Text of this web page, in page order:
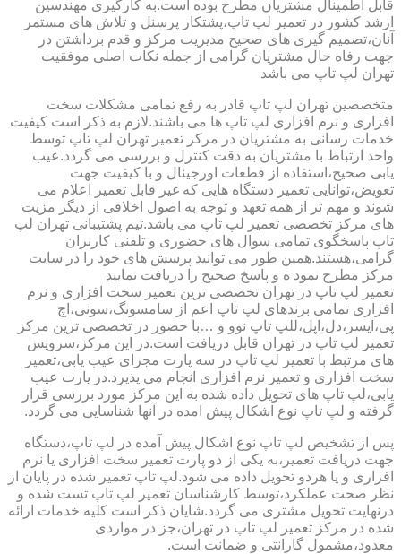
قابل اطمینال مشتریان مطرح بوده است.به کارگیری مهندسین
ارشد کشور در تعمیر لپ تاپ،پشتکار پرسنل و تلاش های مستمر
آنان،تصمیم گیری های صحیح مدیریت مرکز و قدم برداشتن در
جهت رفاه حال مشتریان گرامی از جمله نکات اصلی موفقیت
تهران لپ تاپ می باشد
متخصصین تهران لپ تاپ قادر به رفع تمامی مشکلات سخت
افزاری و نرم افزاری لپ تاپ ها می باشند.لازم به ذکر است کیفیت
خدمات رسانی به مشتریان در مرکز تعمیر تهران لپ تاپ توسط
واحد ارتباط با مشتریان به دقت کنترل و بررسی می گردد.عیب
یابی صحیح،استفاده از قطعات اورجینال و با کیفیت جهت
تعویض،توانایی تعمیر دستگاه هایی که غیر قابل تعمیر اعلام می
شوند و مهم تر از همه تعهد و توجه به اصول اخلاقی از دیگر مزیت
های مرکز تخصصی تعمیر لپ تاپ می باشد.تیم پشتیبانی تهران لپ
تاپ پاسخگوی تمامی سوال های حضوری و تلفنی کاربران
گرامی،هستند.همین طور می توانید پرسش های خود را در سایت
مرکز مطرح نمود ه و پاسخ صحیح را دریافت نمایید
تعمیر لپ تاپ در تهران تخصصی ترین تعمیر سخت افزاری و نرم
افزاری تمامی برندهای لپ تاپ اعم از سامسونگ،سونی،اچ
پی،ایسر،دل،اپل،للپ تاپ نوو و …با حضور در تخصصی ترین مرکز
تعمیر لپ تاپ در تهران قابل دریافت است.در این مرکز،سرویس
های مرتبط با تعمیر لپ تاپ در سه پارت مجزای عیب یابی،تعمیر
سخت افزاری و تعمیر نرم افزاری انجام می پذیرد.در پارت عیب
یابی،لپ تاپ های تحویل داده شده به این مرکز مورد بررسی قرار
گرفته و لپ تاپ نوع اشکال پیش امده در آنها شناسایی می گردد.
پس از تشخیص لپ تاپ نوع اشکال پیش آمده در لپ تاپ،دستگاه
جهت دریافت تعمیر،به یکی از دو پارت تعمیر سخت افزاری یا نرم
افزاری و یا هردو تحویل داده می شود.لپ تاپ تعمیر شده در پایان از
نظر صحت عملکرد،توسط کارشناسان تعمیر لپ تاپ تست شده و
درنهایت تحویل مشتری می گردد.شایان ذکر است کلیه خدمات ارائه
شده در مرکز تعمیر لپ تاپ در تهران،جز در مواردی
معدود،مشمول گارانتی و ضمانت است.